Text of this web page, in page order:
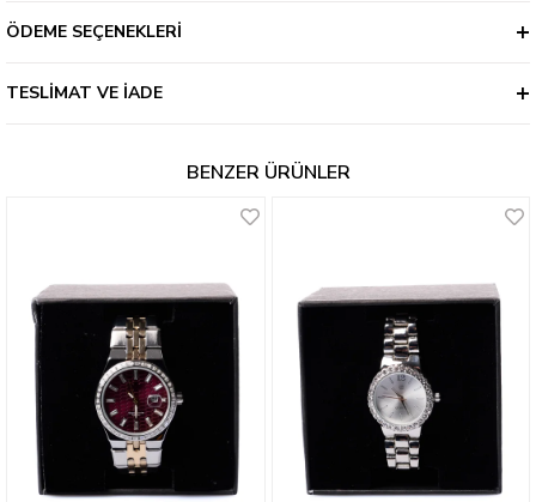
ÖDEME SEÇENEKLERI
TESLIMAT VE İADE
BENZER ÜRÜNLER